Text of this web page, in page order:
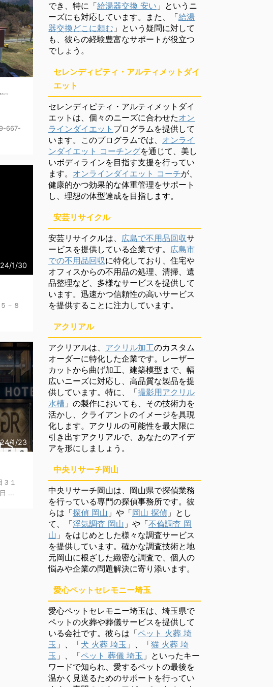
667-
1/30
－８
1/23
１
...
でき、特に「給湯器交換 安い 」というニ
ーズにも対応しています。また、「給湯
器交換どこに頼む 」という疑問に対して
も、彼らの経験豊富なサポートが役立つ
でしょう。
セレンディピティ・アルティメットダイ
エット
セレンディピティ・アルティメットダイ
エットは、個々のニーズに合わせたオン
ラインダイエット プログラムを提供して
います。このプログラムでは、 オンライ
ンダイエット コーチングを通じて、美し
いボディラインを目指す支援を行ってい
ます。 オンラインダイエット コーチが、
健康的かつ効果的な体重管理をサポート
し、理想の体型達成を目指します。
安芸リサイクル
安芸リサイクルは、 広島で不用品回収サ
ービスを提供している企業です。 広島市
での不用品回収に特化しており、住宅や
オフィスからの不用品の処理、清掃、遺
品整理など、多様なサービスを提供して
います。迅速かつ信頼性の高いサービス
を提供することに注力しています。
アクリアル
アクリアルは、 アクリル加工のカスタム
オーダーに特化した企業です。レーザー
カットから曲げ加工、建築模型まで、幅
広いニーズに対応し、高品質な製品を提
供しています。特に、「撮影用アクリル
水槽 」の製作においても、その技術力を
活かし、クライアントのイメージを具現
化します。アクリルの可能性を最大限に
引き出すアクリアルで、あなたのアイデ
アを形にしましょう。
中央リサーチ岡山
中央リサーチ岡山は、岡山県で探偵業務
を行っている専門の探偵事務所です。彼
らは「探偵 岡山 」や「岡山 探偵 」とし
て、「浮気調査 岡山 」や「不倫調査 岡
山 」をはじめとした様々な調査サービス
を提供しています。確かな調査技術と地
元岡山に根ざした緻密な調査で、個人の
悩みや企業の問題解決に寄り添います。
愛心ペットセレモニー埼玉
愛心ペットセレモニー埼玉は、埼玉県で
ペットの火葬や葬儀サービスを提供して
いる会社です。彼らは「ペット 火葬 埼
玉 」、「犬 火葬 埼玉 」、「猫 火葬 埼
玉 」、「ペット 葬儀 埼玉 」といったキー
ワードで知られ、愛するペットの最後を
温かく見送るためのサポートを行ってい